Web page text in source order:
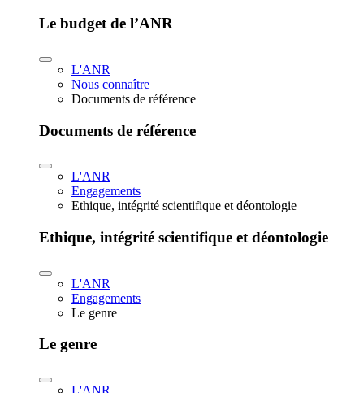
Le budget de l’ANR
L'ANR
Nous connaître
Documents de référence
Documents de référence
L'ANR
Engagements
Ethique, intégrité scientifique et déontologie
Ethique, intégrité scientifique et déontologie
L'ANR
Engagements
Le genre
Le genre